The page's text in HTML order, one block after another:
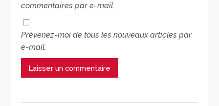
commentaires par e-mail.
Prévenez-moi de tous les nouveaux articles par
e-mail.